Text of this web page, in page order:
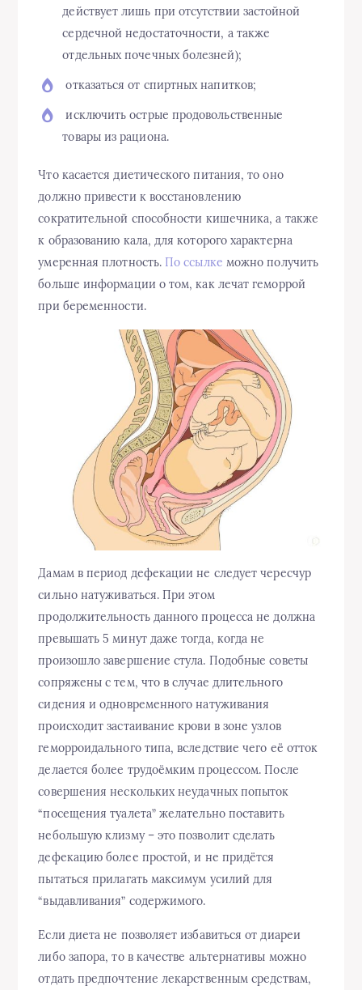
действует лишь при отсутствии застойной
сердечной недостаточности, а также
отдельных почечных болезней);
отказаться от спиртных напитков;
исключить острые продовольственные
товары из рациона.
Что касается диетического питания, то оно
должно привести к восстановлению
сократительной способности кишечника, а также
к образованию кала, для которого характерна
умеренная плотность. По ссылке можно получить
больше информации о том, как лечат геморрой
при беременности.
Дамам в период дефекации не следует чересчур
сильно натуживаться. При этом
продолжительность данного процесса не должна
превышать 5 минут даже тогда, когда не
произошло завершение стула. Подобные советы
сопряжены с тем, что в случае длительного
сидения и одновременного натуживания
происходит застаивание крови в зоне узлов
геморроидального типа, вследствие чего её отток
делается более трудоёмким процессом. После
совершения нескольких неудачных попыток
“посещения туалета” желательно поставить
небольшую клизму – это позволит сделать
дефекацию более простой, и не придётся
пытаться прилагать максимум усилий для
“выдавливания” содержимого.
Если диета не позволяет избавиться от диареи
либо запора, то в качестве альтернативы можно
отдать предпочтение лекарственным средствам,